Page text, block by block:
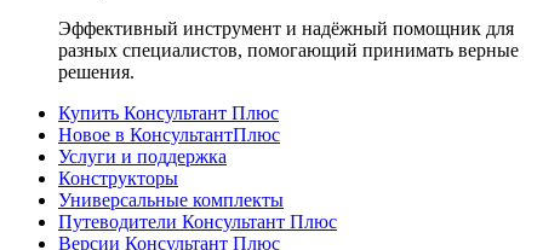
Эффективный инструмент и надёжный помощник для
разных специалистов, помогающий принимать верные
решения.
Купить Консультант Плюс
Новое в КонсультантПлюс
Услуги и поддержка
Конструкторы
Универсальные комплекты
Путеводители Консультант Плюс
Версии Консультант Плюс